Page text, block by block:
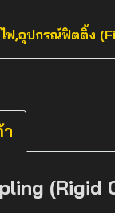
ฟ,อุปกรณ์ฟิตติ้ง
(Rigid